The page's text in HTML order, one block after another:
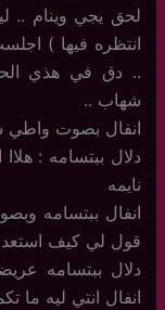
لحق يجي وينام ..
انتظره فيها )
.. دق في هذي
شهاب ..
انفال بصوت واطي
دلال ببتسامه :
نايمه
انفال ببتسامه
قول لي كيف
دلال ببتسامه
انفال انتي ليه